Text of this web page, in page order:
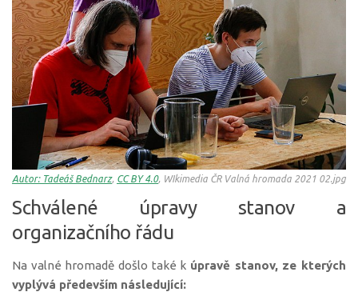
Autor: Tadeáš Bednarz, CC BY 4.0, WIkimedia ČR Valná hromada 2021 02.jpg
Schválené úpravy stanov a
organizačního řádu
Na valné hromadě došlo také k úpravě stanov, ze kterých
vyplývá především následující: